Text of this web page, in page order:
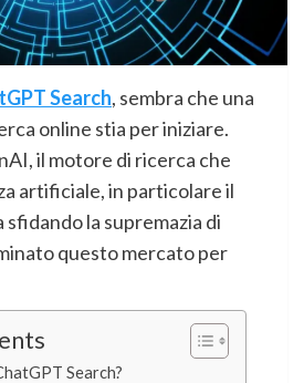
Search, sembra che una
online stia per iniziare.
il motore di ricerca che
artificiale, in particolare il
sfidando la supremazia di
questo mercato per
Search?